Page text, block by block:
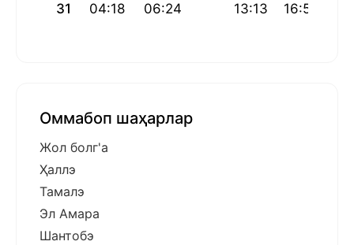
31 04:18 06:24 13:13 16:57
Оммабоп шаҳарлар
Жол болг'а
Ҳаллэ
Тамалэ
Эл Амара
Шантобэ